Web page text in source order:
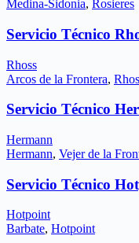
Medina-Sidonia, Rosieres
Servicio Técnico
Rhoss
Arcos de la Frontera,
Servicio Técnico
Hermann
Hermann, Vejer de la
Servicio Técnico
Hotpoint
Barbate, Hotpoint